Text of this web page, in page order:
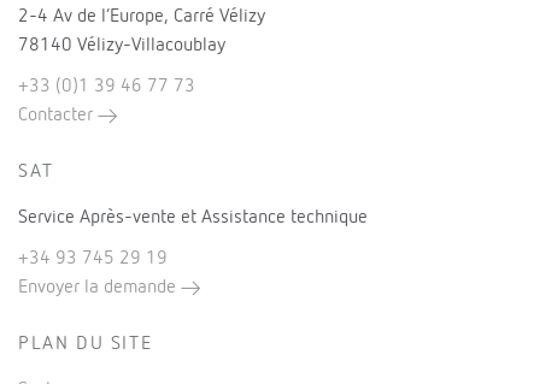
2-4 Av de l’Europe, Carré Vélizy
78140 Vélizy-Villacoublay
+33 (0)1 39 46 77 73
Contacter
SAT
Service Après-vente et Assistance technique
+34 93 745 29 19
Envoyer la demande
PLAN DU SITE